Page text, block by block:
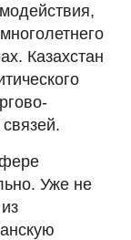
Казахстан
Уже не